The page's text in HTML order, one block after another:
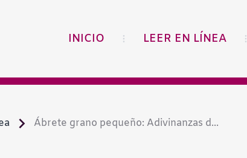
INICIO LEER EN LÍNEA
Ábrete grano pequeño: Adivinanzas d...